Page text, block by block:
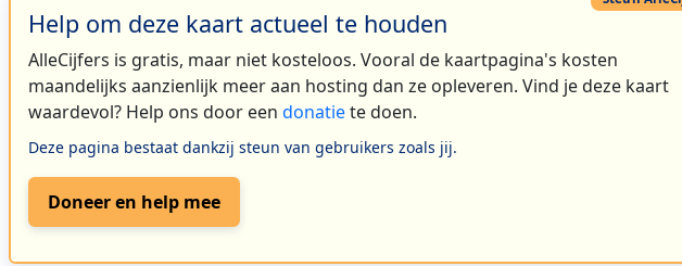
Help om deze kaart actueel te houden
AlleCijfers is gratis, maar niet kosteloos. Vooral de kaartpagina's kosten
maandelijks aanzienlijk meer aan hosting dan ze opleveren. Vind je deze kaart
waardevol? Help ons door een donatiete doen.
Deze pagina bestaat dankzij steun van gebruikers zoals jij.
Doneer en help mee